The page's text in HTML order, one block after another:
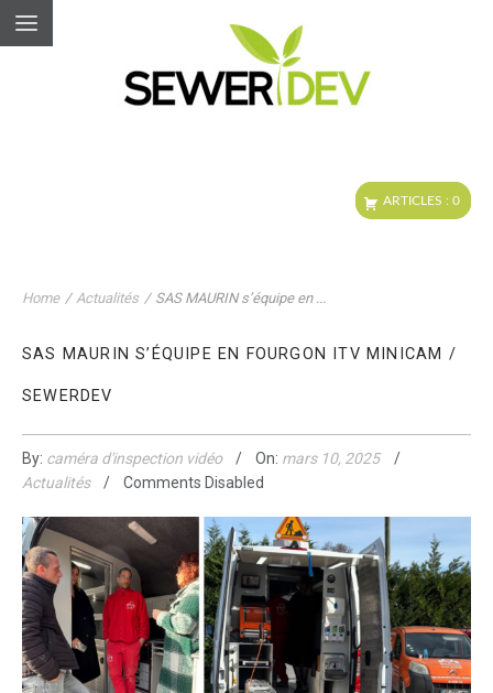
Home / Actualités / SAS MAURIN s’équipe en ...
SAS MAURIN S’ÉQUIPE EN FOURGON ITV MINICAM /
SEWERDEV
By: caméra d'inspection vidéo On: mars 10, 2025
Actualités
Comments Disabled